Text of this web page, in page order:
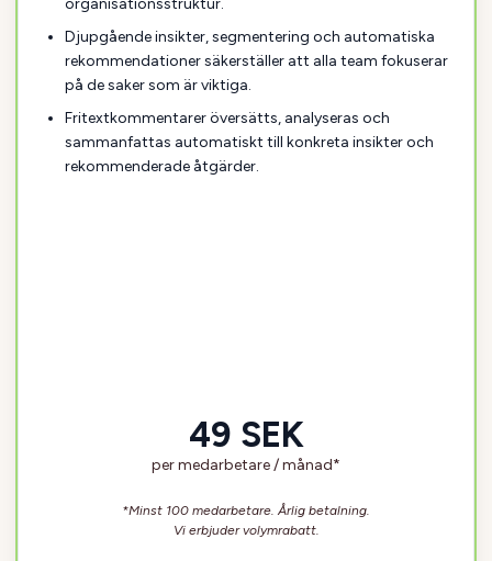
organisationsstruktur.
Djupgående insikter, segmentering och automatiska
rekommendationer säkerställer att alla team fokuserar
på de saker som är viktiga.
Fritextkommentarer översätts, analyseras och
sammanfattas automatiskt till konkreta insikter och
rekommenderade åtgärder.
49 SEK
per medarbetare / månad*
*Minst 100 medarbetare. Årlig betalning.
Vi erbjuder volymrabatt.